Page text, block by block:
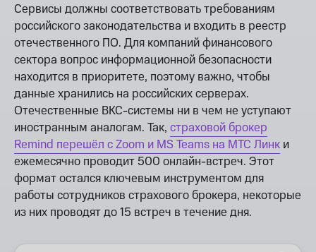
Сервисы должны соответствовать требованиям
российского законодательства и входить в реестр
отечественного ПО. Для компаний финансового
сектора вопрос информационной безопасности
находится в приоритете, поэтому важно, чтобы
данные хранились на российских серверах.
Отечественные ВКС-системы ни в чем не уступают
иностранным аналогам. Так, страховой брокер
Remind перешёл с Zoom и MS Teams на МТС Линк и
ежемесячно проводит 500 онлайн-встреч. Этот
формат остался ключевым инструментом для
работы сотрудников страхового брокера, некоторые
из них проводят до 15 встреч в течение дня.